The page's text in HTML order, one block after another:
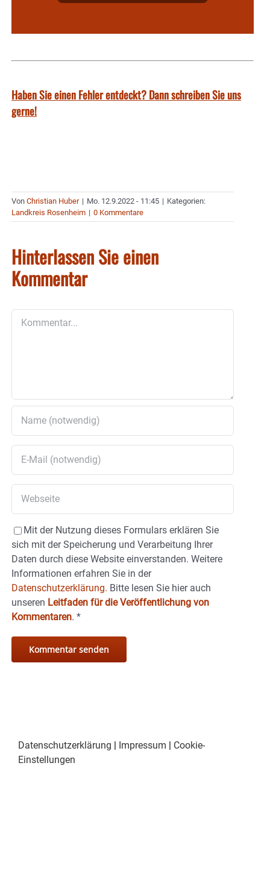
Haben Sie einen Fehler entdeckt? Dann schreiben Sie uns
gerne!
Von Christian Huber | Mo. 12.9.2022 - 11:45 | Kategorien:
Landkreis Rosenheim | 0 Kommentare
Hinterlassen Sie einen
Kommentar
Mit der Nutzung dieses Formulars erklären Sie
sich mit der Speicherung und Verarbeitung Ihrer
Daten durch diese Website einverstanden. Weitere
Informationen erfahren Sie in der
Datenschutzerklärung. Bitte lesen Sie hier auch
unseren Leitfaden für die Veröffentlichung von
Kommentaren. *
Datenschutzerklärung | Impressum | Cookie-
Einstellungen